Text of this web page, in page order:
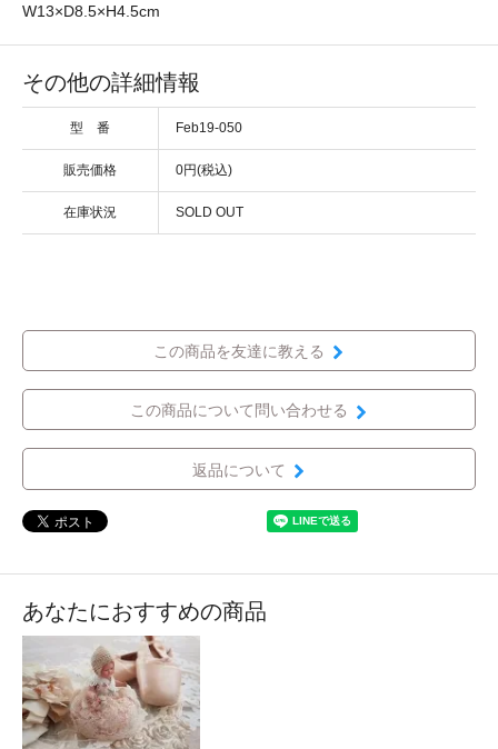
W13×D8.5×H4.5cm
その他の詳細情報
型 番 Feb19-050
販売価格 0円(税込)
在庫状況 SOLD OUT
この商品を友達に教える
この商品について問い合わせる
返品について
あなたにおすすめの商品